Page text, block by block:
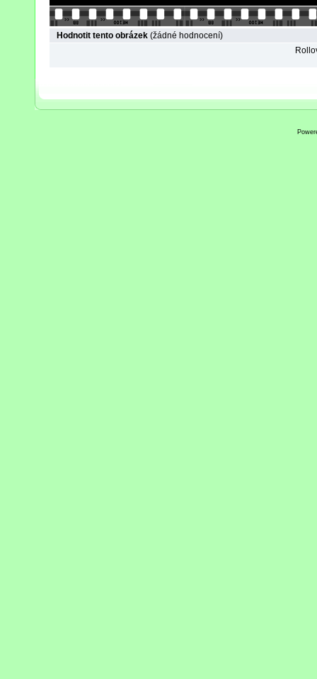
Hodnotit tento obrázek (žádné hodnocení)